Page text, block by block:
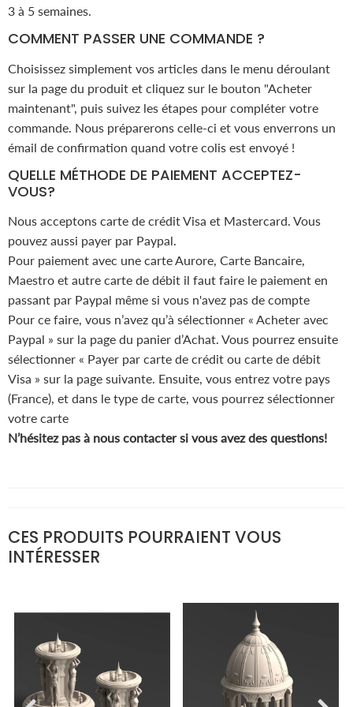
3 à 5 semaines.
COMMENT PASSER UNE COMMANDE ?
Choisissez simplement vos articles dans le menu déroulant
sur la page du produit et cliquez sur le bouton "Acheter
maintenant", puis suivez les étapes pour compléter votre
commande. Nous préparerons celle-ci et vous enverrons un
émail de confirmation quand votre colis est envoyé !
QUELLE MÉTHODE DE PAIEMENT ACCEPTEZ-
VOUS?
Nous acceptons carte de crédit Visa et Mastercard. Vous
pouvez aussi payer par Paypal.
Pour paiement avec une carte Aurore, Carte Bancaire,
Maestro et autre carte de débit il faut faire le paiement en
passant par Paypal même si vous n'avez pas de compte
Pour ce faire, vous n’avez qu’à sélectionner « Acheter avec
Paypal » sur la page du panier d’Achat. Vous pourrez ensuite
sélectionner « Payer par carte de crédit ou carte de débit
Visa » sur la page suivante. Ensuite, vous entrez votre pays
(France), et dans le type de carte, vous pourrez sélectionner
votre carte
N’hésitez pas à nous contacter si vous avez des questions!
CES PRODUITS POURRAIENT VOUS
INTÉRESSER